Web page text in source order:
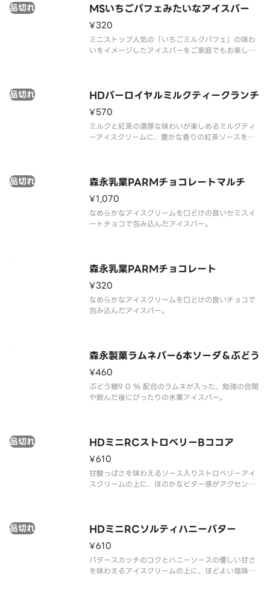
MSいちごパフェみたいなアイスバー
品切れ
¥320
ミニストップ人気の「いちごミルクパフェ」の味わ
いをイメージしたアイスバーをご家庭でもお楽しみ
HDバーロイヤルミルクティークランチ
品切れ
¥570
ミルクと紅茶の濃厚な味わいが楽しめるミルクティ
ーアイスクリームに、豊かな香りの紅茶ソースを合
森永乳業PARMチョコレートマルチ
品切れ
¥1,070
なめらかなアイスクリームを口どけの良いセミスイ
ートチョコで包み込んだアイスバー。
森永乳業PARMチョコレート
¥320
なめらかなアイスクリームを口どけの良いチョコで
包み込んだアイスバー。
森永製菓ラムネバー6本ソーダ＆ぶどう
¥460
ぶどう糖9 0 ％ 配合のラムネが入った、勉強の合間
や飲んだ後にぴったりの氷菓アイスバー。
HDミニRCストロベリーBココア
品切れ
¥610
甘酸っぱさを味わえるソース入りストロベリーアイ
スクリームの上に、ほのかなビター感がアクセント
HDミニRCソルティハニーバター
品切れ
¥610
バタースカッチのコクとハニーソースの優しい甘さ
を味わえるアイスクリームの上に、ほどよい塩味を